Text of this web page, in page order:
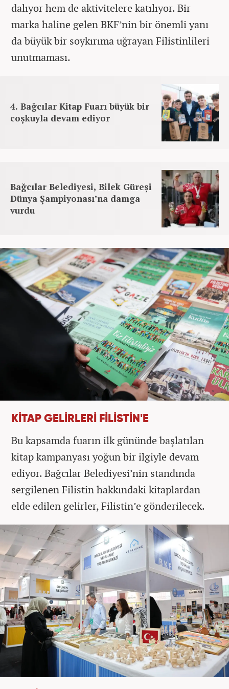
dalıyor hem de aktivitelere katılıyor. Bir
marka haline gelen BKF’nin bir önemli yanı
da büyük bir soykırıma uğrayan Filistinlileri
unutmaması.
4. Bağcılar Kitap Fuarı büyük bir
coşkuyla devam ediyor
Bağcılar Belediyesi, Bilek Güreşi
Dünya Şampiyonası’na damga
vurdu
KİTAP GELİRLERİ FİLİSTİN'E
Bu kapsamda fuarın ilk gününde başlatılan
kitap kampanyası yoğun bir ilgiyle devam
ediyor. Bağcılar Belediyesi’nin standında
sergilenen Filistin hakkındaki kitaplardan
elde edilen gelirler, Filistin’e gönderilecek.